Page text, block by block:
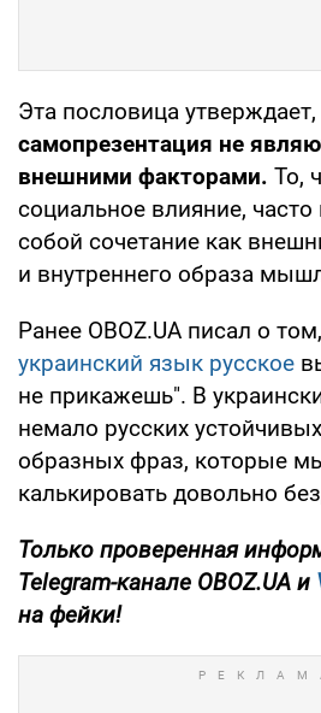
Эта пословица утверждает,
самопрезентация не
внешними факторами. То,
социальное влияние, часто
собой сочетание как
и внутреннего образа
Ранее OBOZ.UA писал о
украинский язык русское
не прикажешь". В
немало русских
образных фраз, которые
калькировать довольно
Только проверенная
Telegram-канале OBOZ.UA и
на фейки!